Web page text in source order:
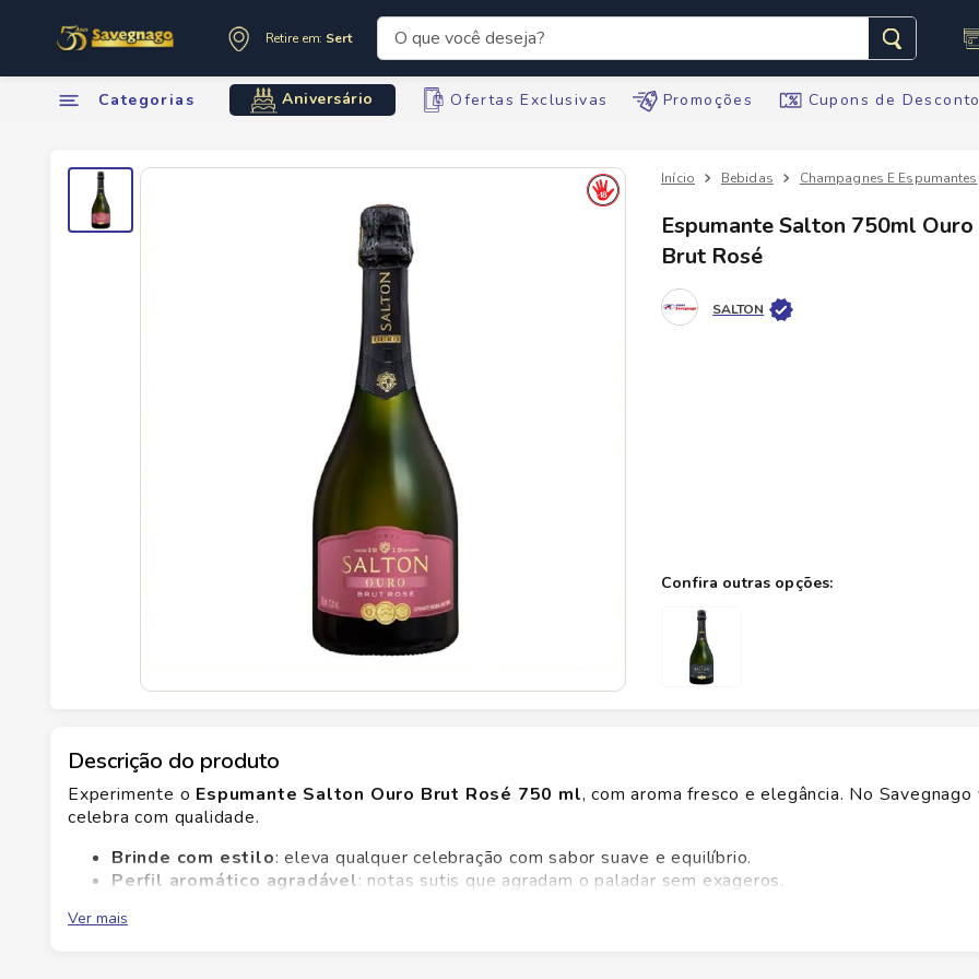
Retire em: Sertãozinho
O que você deseja?
Categorias Aniversário Ofertas Exclusivas Promoções Cupons de Desconto
Bebidas Champagnes E Espumantes
Espumante Salton 750ml Ouro
Brut Rosé
SALTON
Descrição do produto
Experimente o Espumante Salton Ouro Brut Rosé 750 ml, com aroma fresco e elegância. No Savegnago
celebra com qualidade.
Brinde com estilo: eleva qualquer celebração com sabor suave e equilíbrio.
Perfil aromático agradável: notas sutis que agradam o paladar sem exageros.
Compra confiável Savegnago
Ver mais
Termos mais buscados
leite
3º
cerveja
4
5º
6º
º
8 º
9º
10º